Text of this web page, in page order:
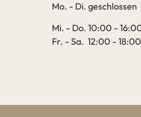
Mo. - Di. geschlossen
Mi. - Do. 10:00 -
Fr. - Sa. 12:00 -